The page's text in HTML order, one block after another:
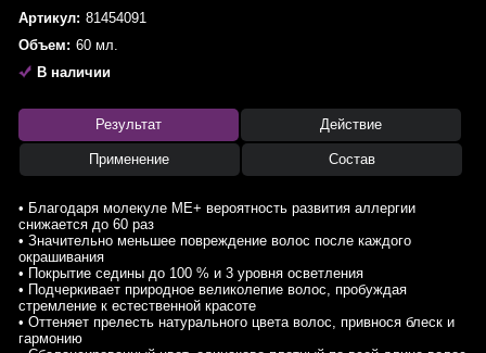
Артикул: 81454091
Объем: 60 мл.
В наличии
Результат Действие
Применение Состав
• Благодаря молекуле ME+ вероятность развития аллергии
снижается до 60 раз
• Значительно меньшее повреждение волос после каждого
окрашивания
• Покрытие седины до 100 % и 3 уровня осветления
• Подчеркивает природное великолепие волос, пробуждая
стремление к естественной красоте
• Оттеняет прелесть натурального цвета волос, привнося блеск и
гармонию